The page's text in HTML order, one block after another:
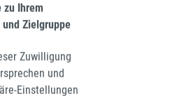
zu Ihrem
Zielgruppe
Zuwilligung
und
Einstellungen